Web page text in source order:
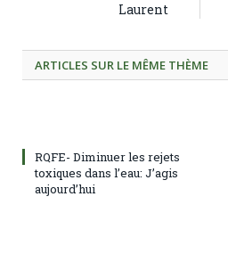
Laurent
ARTICLES SUR LE MÊME THÈME
RQFE- Diminuer les rejets
toxiques dans l’eau: J’agis
aujourd’hui